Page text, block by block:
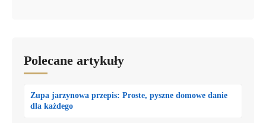
Polecane artykuły
Zupa jarzynowa przepis: Proste, pyszne domowe danie
dla każdego